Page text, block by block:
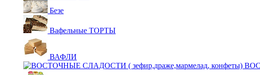
Безе
Вафельные ТОРТЫ
ВАФЛИ